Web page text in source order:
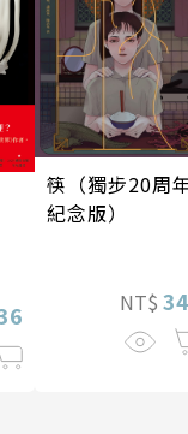
筷（獨步20周
紀念版）
NT$